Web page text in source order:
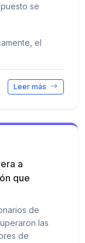
se
el
Leer más
a
que
de
las
de